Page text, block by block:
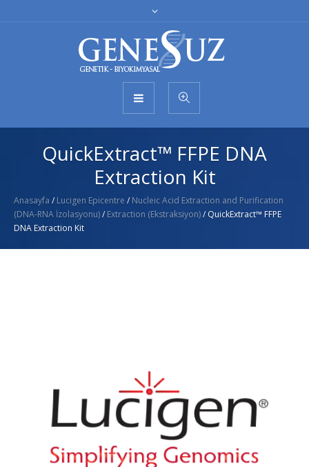
QuickExtract™ FFPE DNA
Extraction Kit
Anasayfa / Lucigen Epicentre / Nucleic Acid Extraction and Purification
(DNA-RNA İzolasyonu)/ Extraction (Ekstraksiyon)/ QuickExtract™ FFPE
DNA Extraction Kit